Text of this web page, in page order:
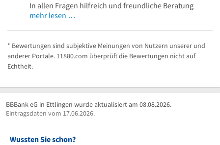
In allen Fragen hilfreich und freundliche Beratung
mehr lesen …
* Bewertungen sind subjektive Meinungen von Nutzern unserer und
anderer Portale. 11880.com überprüft die Bewertungen nicht auf
Echtheit.
BBBank eG in Ettlingen wurde aktualisiert am 08.08.2026.
Eintragsdaten vom 17.06.2026.
Wussten Sie schon?